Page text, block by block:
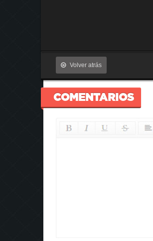
Volver atrás
COMENTARIOS